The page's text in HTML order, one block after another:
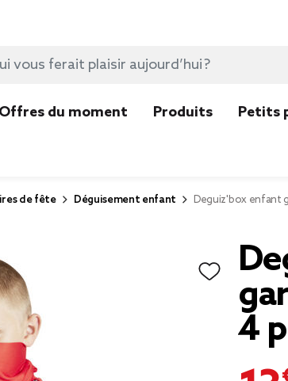
Offres du moment Produits Petits
de fête Déguisement enfant Deguiz'box enfant
4
13,99 €